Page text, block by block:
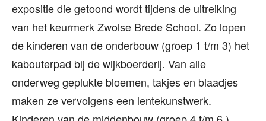
expositie die getoond wordt tijdens de uitreiking
van het keurmerk Zwolse Brede School. Zo lopen
de kinderen van de onderbouw (groep 1 t/m 3) het
kabouterpad bij de wijkboerderij. Van alle
onderweg geplukte bloemen, takjes en blaadjes
maken ze vervolgens een lentekunstwerk.